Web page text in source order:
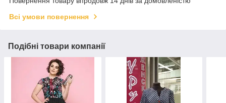
Всі умови повернення
Подібні товари компанії